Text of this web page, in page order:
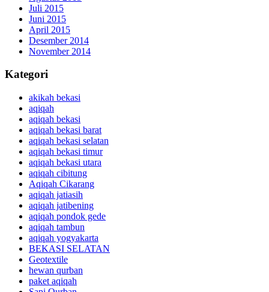
Juli 2015
Juni 2015
April 2015
Desember 2014
November 2014
Kategori
akikah bekasi
aqiqah
aqiqah bekasi
aqiqah bekasi barat
aqiqah bekasi selatan
aqiqah bekasi timur
aqiqah bekasi utara
aqiqah cibitung
Aqiqah Cikarang
aqiqah jatiasih
aqiqah jatibening
aqiqah pondok gede
aqiqah tambun
aqiqah yogyakarta
BEKASI SELATAN
Geotextile
hewan qurban
paket aqiqah